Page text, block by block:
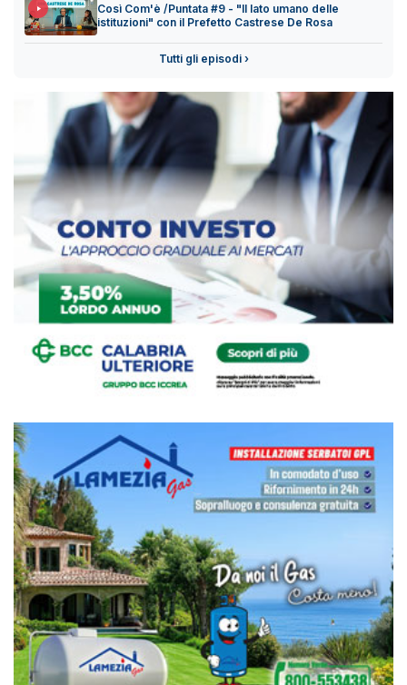
Così Com'è /Puntata #9 - "Il lato umano delle
istituzioni" con il Prefetto Castrese De Rosa
Tutti gli episodi ›